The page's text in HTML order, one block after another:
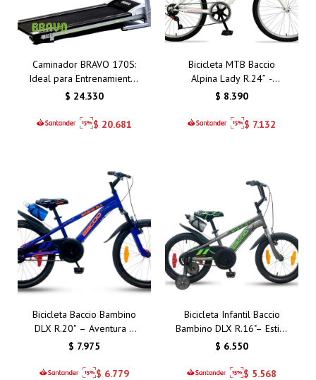
Caminador BRAVO 170S:
Ideal para Entrenamientos
en Casa con Motor 1.5 HP
$ 24.330
$ 20.681
Bicicleta MTB Baccio
Alpina Lady R.24” -
Calidad Superior con
Componentes de Aluminio
$ 8.390
$ 7.132
Bicicleta Baccio Bambino
DLX R.20" – Aventura y
Diversión en Dos Ruedas
$ 7.975
$ 6.779
Bicicleta Infantil Baccio
Bambino DLX R.16"– Estilo
y Seguridad para Niños
$ 6.550
$ 5.568